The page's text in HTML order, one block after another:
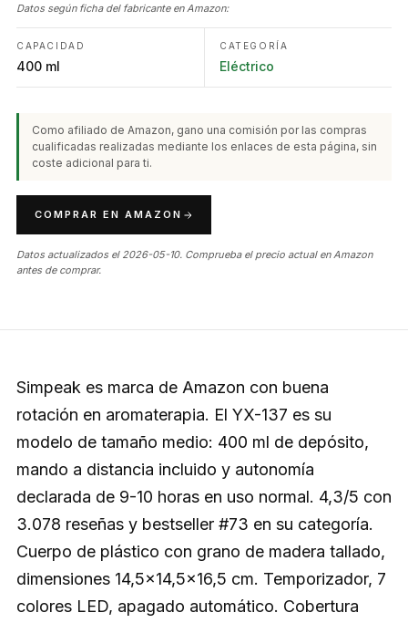
Datos según ficha del fabricante en Amazon:
CAPACIDAD
400 ml
CATEGORÍA
Eléctrico
Como afiliado de Amazon, gano una comisión por las compras
cualificadas realizadas mediante los enlaces de esta página, sin
coste adicional para ti.
COMPRAR EN AMAZON
Datos actualizados el 2026-05-10. Comprueba el precio actual en Amazon
antes de comprar.
Simpeak es marca de Amazon con buena
rotación en aromaterapia. El YX-137 es su
modelo de tamaño medio: 400 ml de depósito,
mando a distancia incluido y autonomía
declarada de 9-10 horas en uso normal. 4,3/5 con
3.078 reseñas y bestseller #73 en su categoría.
Cuerpo de plástico con grano de madera tallado,
dimensiones 14,5×14,5×16,5 cm. Temporizador, 7
colores LED, apagado automático. Cobertura